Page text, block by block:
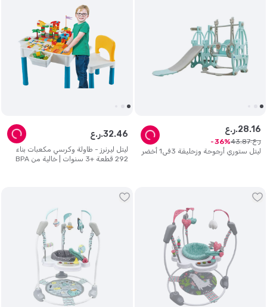
ليتل ستوري أرجوحة وزحليقة 3في1 أخضر
ر.ع.28.16
ر.ع. 43.87
36
ليتل ليرنرز - طاولة وكرسي مكعبات بناء
292 قطعة +3 سنوات | خالية من BPA
ر.ع.32.46